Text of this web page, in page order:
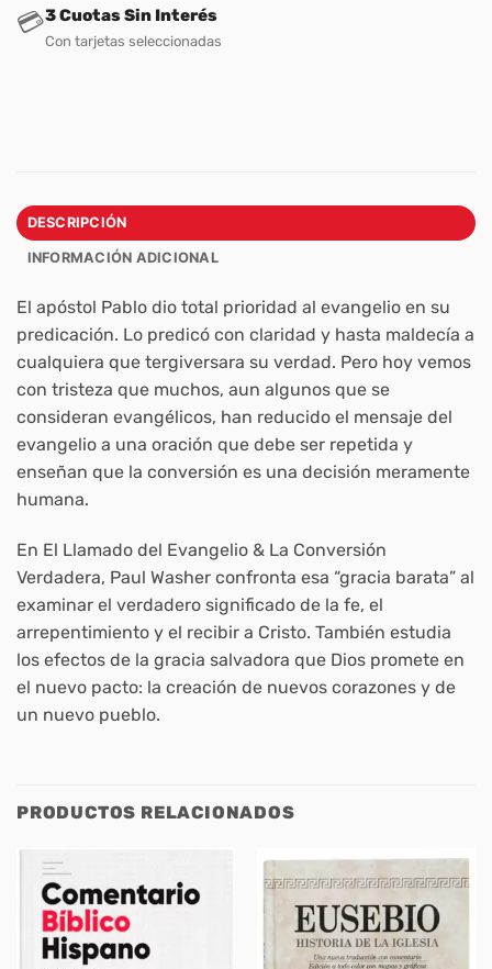
💳3 Cuotas Sin Interés
Con tarjetas seleccionadas
DESCRIPCIÓN
INFORMACIÓN ADICIONAL
El apóstol Pablo dio total prioridad al evangelio en su
predicación. Lo predicó con claridad y hasta maldecía a
cualquiera que tergiversara su verdad. Pero hoy vemos
con tristeza que muchos, aun algunos que se
consideran evangélicos, han reducido el mensaje del
evangelio a una oración que debe ser repetida y
enseñan que la conversión es una decisión meramente
humana.
En El Llamado del Evangelio & La Conversión
Verdadera, Paul Washer confronta esa “gracia barata” al
examinar el verdadero significado de la fe, el
arrepentimiento y el recibir a Cristo. También estudia
los efectos de la gracia salvadora que Dios promete en
el nuevo pacto: la creación de nuevos corazones y de
un nuevo pueblo.
PRODUCTOS RELACIONADOS